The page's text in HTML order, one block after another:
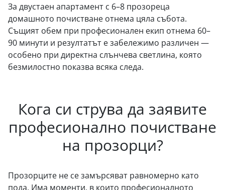
За двустаен апартамент с 6–8 прозореца
домашното почистване отнема цяла събота.
Същият обем при професионален екип отнема 60–
90 минути и резултатът е забележимо различен —
особено при директна слънчева светлина, която
безмилостно показва всяка следа.
Кога си струва да заявите
професионално почистване
на прозорци?
Прозорците не се замърсяват равномерно като
пода. Има моменти, в които професионалното